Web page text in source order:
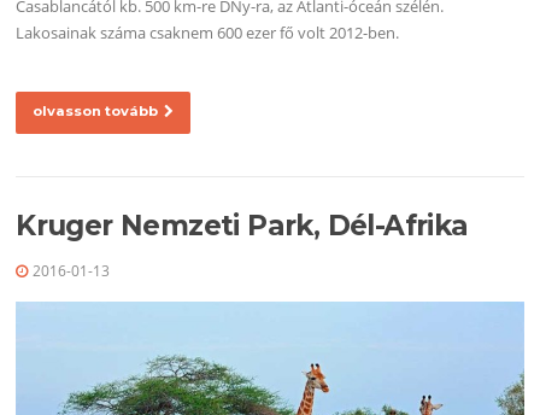
Casablancától kb. 500 km-re DNy-ra, az Atlanti-óceán szélén.
Lakosainak száma csaknem 600 ezer fő volt 2012-ben.
olvasson tovább
Kruger Nemzeti Park, Dél-Afrika
2016-01-13